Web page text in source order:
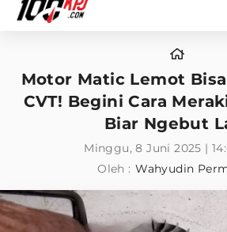
Motor Matic Lemot
CVT! Begini Cara
Biar Ngebut
Minggu, 8 Juni 2025 |
Oleh : Wahyudin